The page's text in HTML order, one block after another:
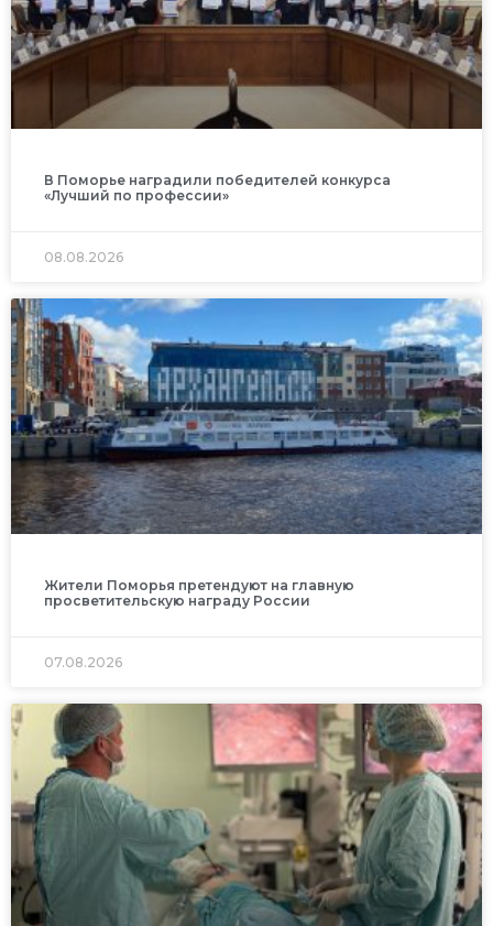
В Поморье наградили победителей конкурса
«Лучший по профессии»
08.08.2026
Жители Поморья претендуют на главную
просветительскую награду России
07.08.2026